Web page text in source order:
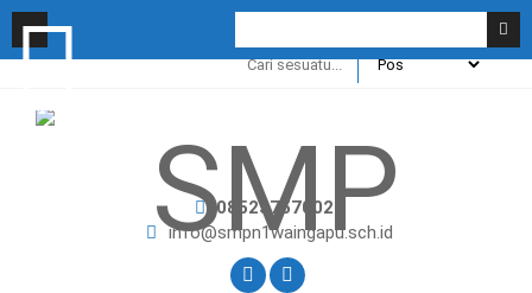
085237570022
info@smpn1waingapu.sch.id